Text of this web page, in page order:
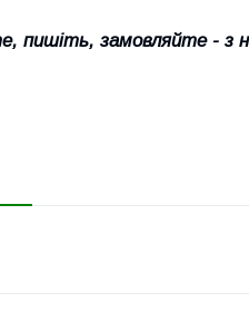
пишіть, замовляйте - з